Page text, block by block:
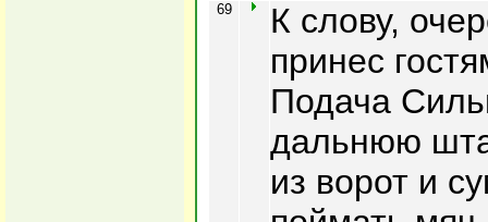
69
К слову,
принес
Подача
дальнюю
из ворот и